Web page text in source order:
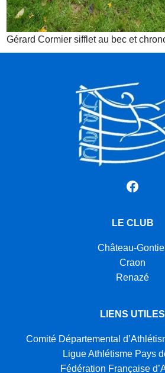
Gérard Cormier sifflet au bec et
LE CLUB
Château-
Craon
Renazé
LIENS UTILES
Comité Départemental
Ligue Athlétisme Pays
Fédération Française